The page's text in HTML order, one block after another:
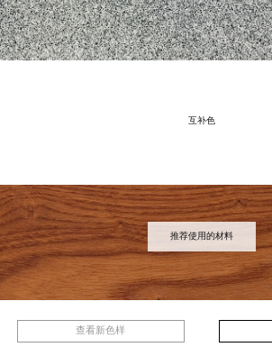
互补色
推荐使用的材料
查看新色样